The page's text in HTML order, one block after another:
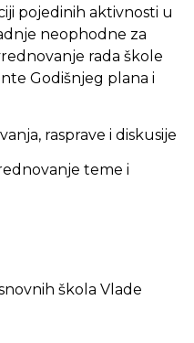
pojedinih aktivnosti u
neophodne za
rada škole
Godišnjeg plana i
rasprave i diskusije
teme i
škola Vlade